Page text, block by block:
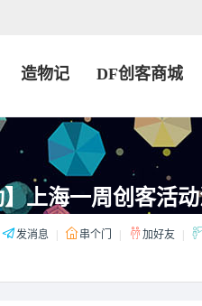
造物记 DF创客商城
上海一周创客活
发消息 串个门 加好友